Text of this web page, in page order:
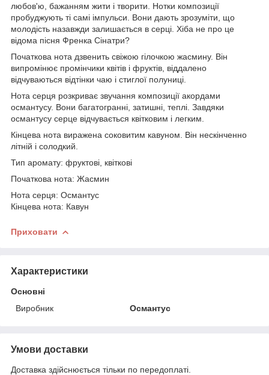
любов'ю, бажанням жити і творити. Нотки композиції
пробуджують ті самі імпульси. Вони дають зрозуміти, що
молодість назавжди залишається в серці. Хіба не про це
відома пісня Френка Сінатри?
Початкова нота дзвенить свіжою гілочкою жасмину. Він
випромінює промінчики квітів і фруктів, віддалено
відчуваються відтінки чаю і стиглої полуниці.
Нота серця розкриває звучання композиції акордами
османтусу. Вони багатогранні, затишні, теплі. Завдяки
османтусу серце відчувається квітковим і легким.
Кінцева нота виражена соковитим кавуном. Він нескінченно
літній і солодкий.
Тип аромату: фруктові, квіткові
Початкова нота: Жасмин
Нота серця: Османтус
Кінцева нота: Кавун
Приховати
Характеристики
Основні
Виробник
Османтус
Умови доставки
Доставка здійснюється тільки по передоплаті.